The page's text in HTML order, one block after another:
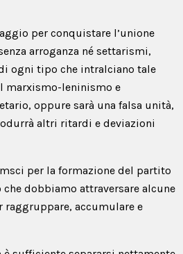
per conquistare l’unione
arroganza né settarismi,
ogni tipo che intralciano tale
marxismo-leninismo e
oppure sarà una falsa unità,
altri ritardi e deviazioni
per la formazione del partito
dobbiamo attraversare alcune
accumulare e